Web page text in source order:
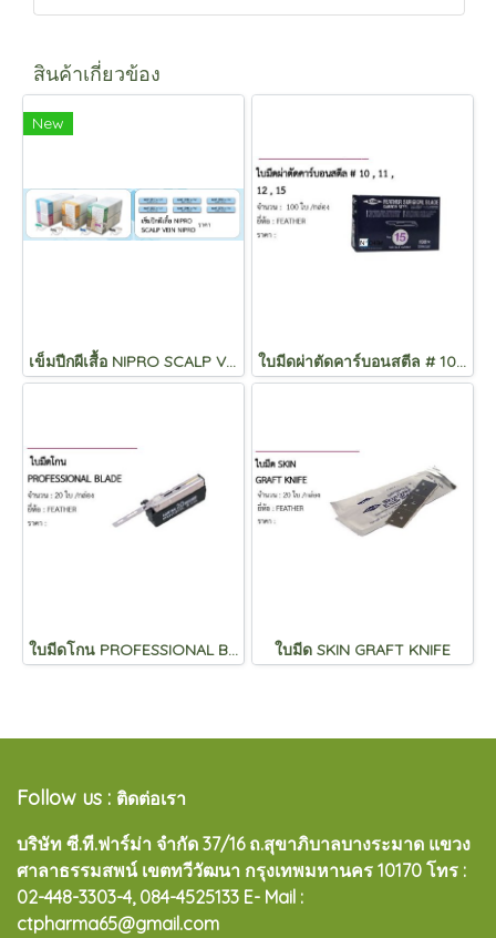
สินค้าเกี่ยวข้อง
New
เข็มปีกผีเสื้อ NIPRO SCALP VEIN NIPRO ใบมีดผ่าตัดคาร์บอนสตีล # 10 , 11 , 12 , 15
ใบมีดโกน PROFESSIONAL BLADE ใบมีด SKIN GRAFT KNIFE
Follow us : ติดต่อเรา
บริษัท ซี.ที.ฟาร์ม่า จำกัด 37/16 ถ.สุขาภิบาลบางระมาด แขวง
ศาลาธรรมสพน์ เขตทวีวัฒนา กรุงเทพมหานคร 10170 โทร :
02-448-3303-4, 084-4525133 E- Mail :
ctpharma65@gmail.com